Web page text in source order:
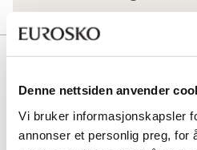
Denne nettsiden anvender
Vi bruker informasjonskapsler
annonser et personlig preg, for
Beskrivelse
Elegante slingback-pumps med
økt komfort. Avspisset silhuett i front,
hæl på 5 cm. Smart elastikkdetalj på